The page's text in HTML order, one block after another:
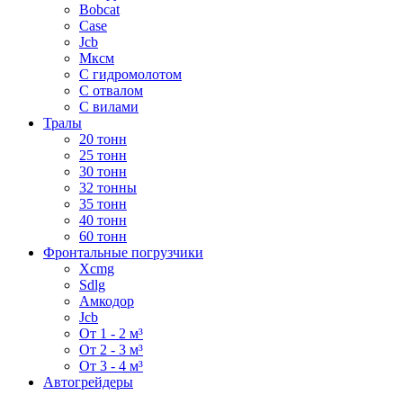
Bobcat
Case
Jcb
Мксм
С гидромолотом
С отвалом
С вилами
Тралы
20 тонн
25 тонн
30 тонн
32 тонны
35 тонн
40 тонн
60 тонн
Фронтальные погрузчики
Xcmg
Sdlg
Амкодор
Jcb
От 1 - 2 м³
От 2 - 3 м³
От 3 - 4 м³
Автогрейдеры